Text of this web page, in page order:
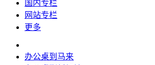
国内专栏
网站专栏
更多
办公桌到马来